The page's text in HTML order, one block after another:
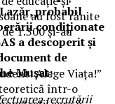
probabil
condiționate
a descoperit și
de
Mușat:
recrutării
au fost rănite
1.300 și-au
Alege Viața!”
într-o